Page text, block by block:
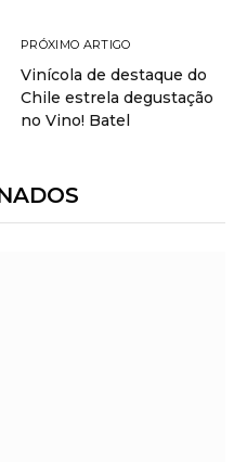
PRÓXIMO ARTIGO
Vinícola de destaque do
Chile estrela degustação
no Vino! Batel